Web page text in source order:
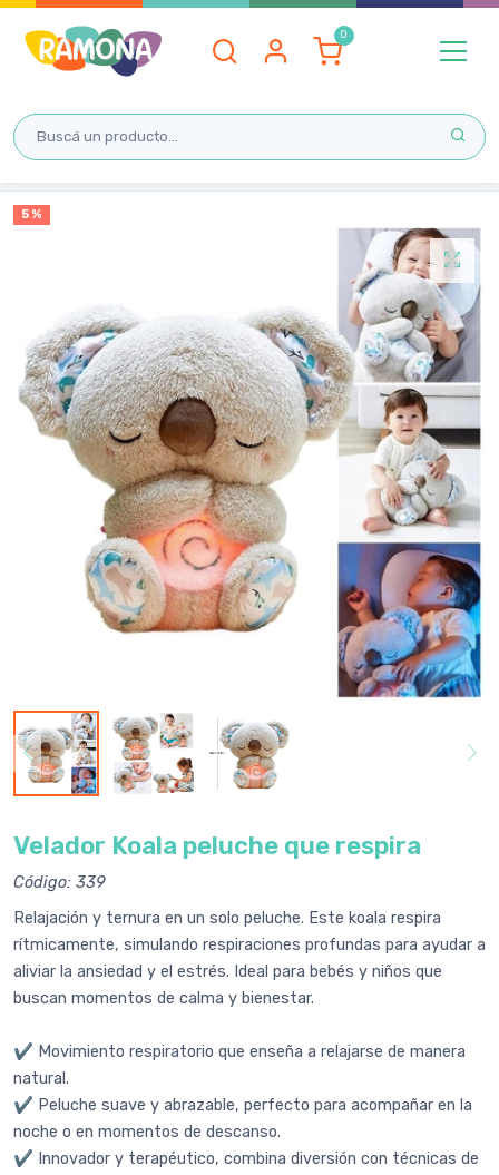
5 %
Velador Koala peluche que respira
Código: 339
Relajación y ternura en un solo peluche. Este koala respira
rítmicamente, simulando respiraciones profundas para ayudar a
aliviar la ansiedad y el estrés. Ideal para bebés y niños que
buscan momentos de calma y bienestar.
✔ Movimiento respiratorio que enseña a relajarse de manera
natural.
✔ Peluche suave y abrazable, perfecto para acompañar en la
noche o en momentos de descanso.
✔ Innovador y terapéutico, combina diversión con técnicas de